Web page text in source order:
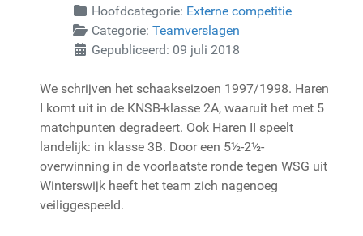
Hoofdcategorie: Externe competitie
Categorie: Teamverslagen
Gepubliceerd: 09 juli 2018
We schrijven het schaakseizoen 1997/1998. Haren
I komt uit in de KNSB-klasse 2A, waaruit het met 5
matchpunten degradeert. Ook Haren II speelt
landelijk: in klasse 3B. Door een 5½-2½-
overwinning in de voorlaatste ronde tegen WSG uit
Winterswijk heeft het team zich nagenoeg
veiliggespeeld.